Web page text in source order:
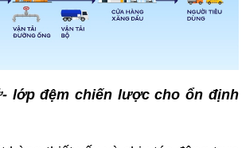
lớp đệm chiến lược cho ổn định